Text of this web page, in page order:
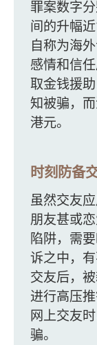
罪案数字
间的升幅
自称为海
感情和信
取金钱援
知被骗，
港元。
时刻防备
虽然交友
朋友甚或
陷阱，需
诉之中，
交友后，
进行高压
网上交友
骗。